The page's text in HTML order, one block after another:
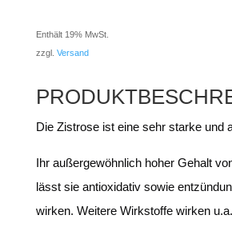
Enthält 19% MwSt.
zzgl. Versand
Die Zistrose ist eine sehr starke und
Ihr außergewöhnlich hoher Gehalt
lässt sie antioxidativ sowie
wirken. Weitere Wirkstoffe wirken u.a.